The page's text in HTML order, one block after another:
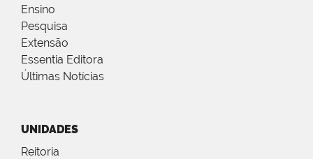
Ensino
Pesquisa
Extensão
Essentia Editora
Últimas Notícias
UNIDADES
Reitoria